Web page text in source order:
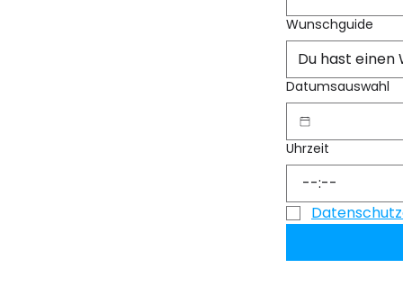
Wunschguide
Datumsauswahl
Uhrzeit
: